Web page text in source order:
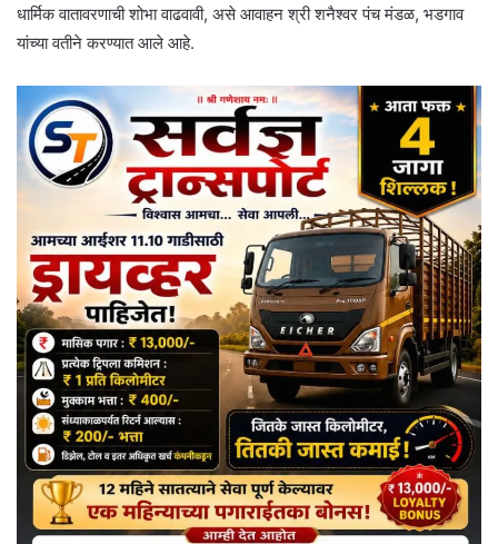
धार्मिक वातावरणाची शोभा वाढवावी, असे आवाहन श्री शनैश्वर पंच मंडळ, भडगाव
यांच्या वतीने करण्यात आले आहे.